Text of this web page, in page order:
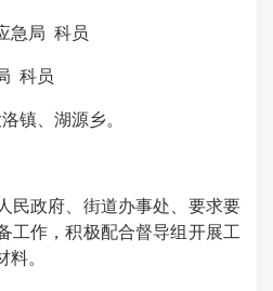
局 科员
科员
、湖源乡。
政府、街道办事处、要求要
工作，积极配合督导组开展工
。